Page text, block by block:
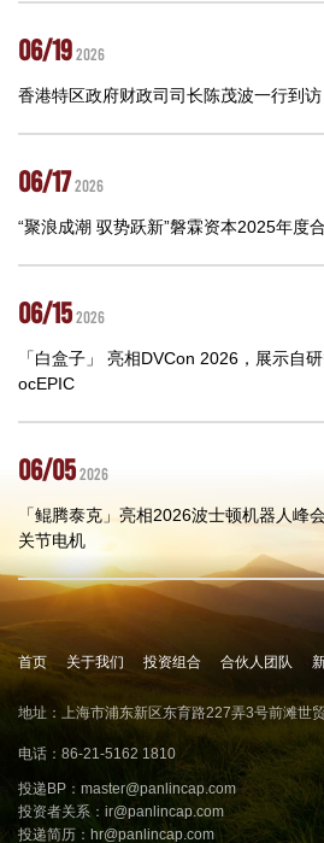
06/192026
香港特区政府财政司司长陈茂波一行到访
06/172026
“聚浪成潮 驭势跃新”磐霖资本2025年度
06/152026
「白盒子」 亮相DVCon 2026，展示自
ocEPIC
06/052026
「鲲腾泰克」亮相2026波士顿机器人峰
关节电机
首页 关于我们 投资组合 合伙人团队
地址：上海市浦东新区东育路227弄3号前滩世
电话：86-21-5162 1810
投递BP： master@panlincap.com
投资者关系： ir@panlincap.com
投递简历： hr@panlincap.com